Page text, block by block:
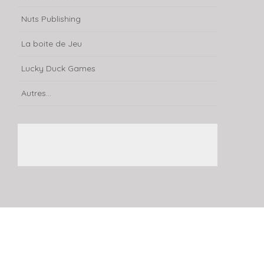
Nuts Publishing
La boite de Jeu
Lucky Duck Games
Autres...